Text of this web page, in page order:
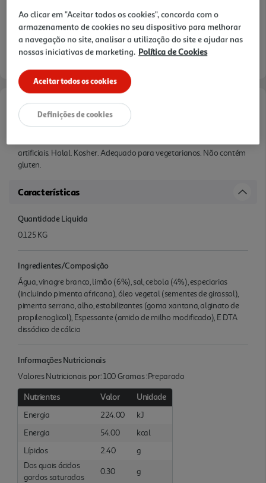
Informações de Marketing
artificiais. Halal. Kosher. Adequado para vegetarianos. Não contém
gluten.
Características
Quantidade Liquida
0.125 KG
Ingredientes/Composição
Água, vinagre branco, limão (6%), sal, cebola (4%), especiarias
(incluindo pimenta africana), óleo vegetal (sementes de girassol),
pimenta serrano, alho, estabilizantes (goma xantana, alginato de
propilenoglicol), Espessante (amido de milho modificado), E DTA
dissódico de cálcio
Informações Nutricionais
Valores Nutricionais por: 100 Gramas :Preparado
Nutrientes Valor
Unidade
Energia
224.00
kJ
Energia
54.00
kcal
Lípidos
2.40
g
Dos quais ácidos
gordos saturados
0.30
g
Ao clicar em "Aceitar todos os cookies", concorda com o
armazenamento de cookies no seu dispositivo para melhorar
a navegação no site, analisar a utilização do site e ajudar nas
nossas iniciativas de marketing. Política de Cookies
Aceitar todos os cookies
Definições de cookies